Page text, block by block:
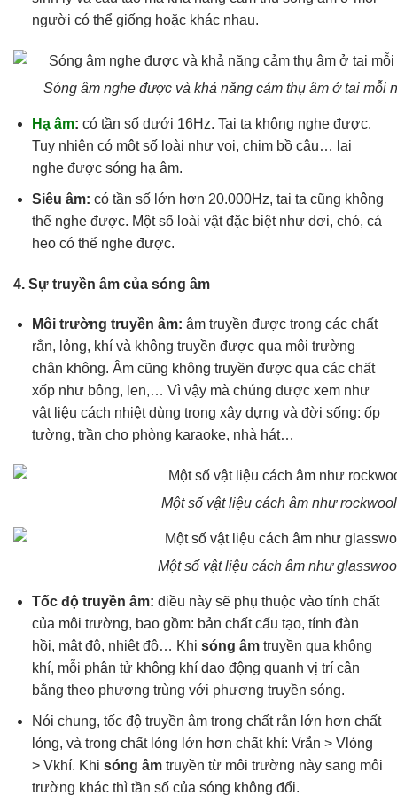
người có thể giống hoặc khác nhau.
Sóng âm nghe được và khả năng cảm thụ âm ở tai mỗi
Hạ âm: có tần số dưới 16Hz. Tai ta không nghe được.
Tuy nhiên có một số loài như voi, chim bồ câu… lại
nghe được sóng hạ âm.
Siêu âm: có tần số lớn hơn 20.000Hz, tai ta cũng không
thể nghe được. Một số loài vật đặc biệt như dơi, chó, cá
heo có thể nghe được.
4. Sự truyền âm của sóng âm
Môi trường truyền âm: âm truyền được trong các chất
rắn, lỏng, khí và không truyền được qua môi trường
chân không. Âm cũng không truyền được qua các chất
xốp như bông, len,… Vì vậy mà chúng được xem như
vật liệu cách nhiệt dùng trong xây dựng và đời sống: ốp
tường, trần cho phòng karaoke, nhà hát…
Một số vật liệu cách âm như rockwool
Một số vật liệu cách âm như
Tốc độ truyền âm: điều này sẽ phụ thuộc vào tính chất
của môi trường, bao gồm: bản chất cấu tạo, tính đàn
hồi, mật độ, nhiệt độ… Khi sóng âmtruyền qua không
khí, mỗi phân tử không khí dao động quanh vị trí cân
bằng theo phương trùng với phương truyền sóng.
Nói chung, tốc độ truyền âm trong chất rắn lớn hơn chất
lỏng, và trong chất lỏng lớn hơn chất khí: Vrắn > Vlỏng
> Vkhí. Khi sóng âmtruyền từ môi trường này sang môi
trường khác thì tần số của sóng không đổi.